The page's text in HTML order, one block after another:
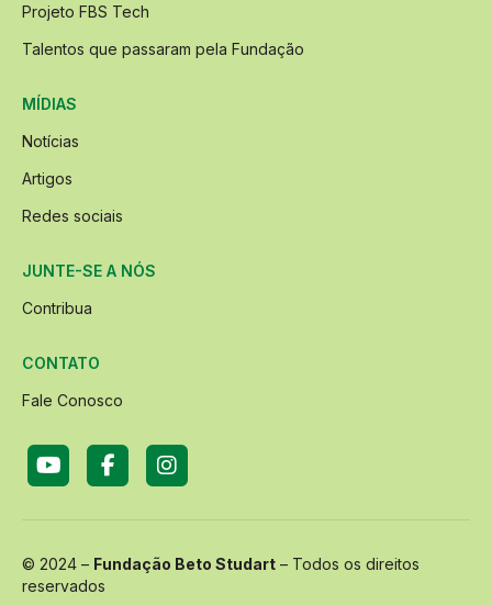
Projeto FBS Tech
Talentos que passaram pela Fundação
MÍDIAS
Notícias
Artigos
Redes sociais
JUNTE-SE A NÓS
Contribua
CONTATO
Fale Conosco
© 2024 – Fundação Beto Studart – Todos os direitos
reservados